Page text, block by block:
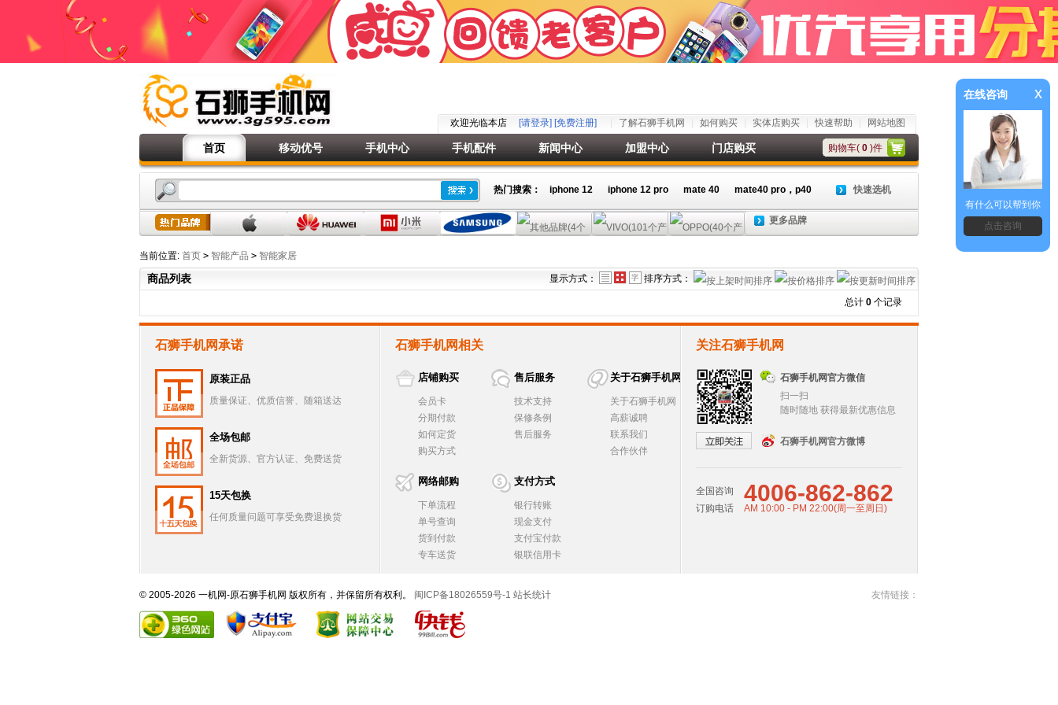
欢迎光临本店 [请登录] [免费注册] 了解石狮手机网 如何购买 实体店购买 快速帮助 网站地图
首页 移动优号 手机中心 手机配件 新闻中心 加盟中心 门店购买 购物车( 0 )件
热门搜索： iphone 12 iphone 12 pro mate 40 mate40 pro，p40 快速选机
更多品牌
当前位置: 首页 > 智能产品 > 智能家居
显示方式： 排序方式：
商品列表
总计 0 个记录
石狮手机网承诺
原装正品
质量保证、优质信誉、随箱送达
全场包邮
全新货源、官方认证、免费送货
15天包换
任何质量问题可享受免费退换货
石狮手机网相关
店铺购买
会员卡
分期付款
如何定货
购买方式
售后服务
技术支持
保修条例
售后服务
关于石狮手机网
关于石狮手机网
高薪诚聘
联系我们
合作伙伴
网络邮购
下单流程
单号查询
货到付款
专车送货
支付方式
银行转账
现金支付
支付宝付款
银联信用卡
关注石狮手机网
石狮手机网官方微信
扫一扫
随时随地 获得最新优惠信息
石狮手机网官方微博
全国咨询
订购电话
4006-862-862
AM 10:00 - PM 22:00(周一至周日)
© 2005-2026 一机网-原石狮手机网 版权所有，并保留所有权利。 闽ICP备18026559号-1 站长统计 友情链接：
在线咨询 x
有什么可以帮到你
点击咨询